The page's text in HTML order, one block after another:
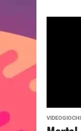
VIDEOGIOCHI